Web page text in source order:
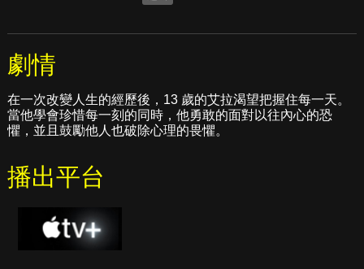
劇情
在一次改變人生的經歷後，13 歲的艾拉渴望把握住每一天。
當他學會珍惜每一刻的同時，他勇敢的面對以往內心的恐
懼，並且鼓勵他人也破除心理的畏懼。
播出平台